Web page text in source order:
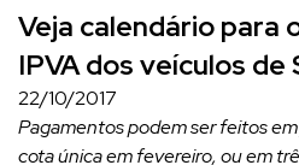
Veja calendário para
IPVA dos veículos de
22/10/2017
Pagamentos podem ser feitos
cota única em fevereiro, ou em